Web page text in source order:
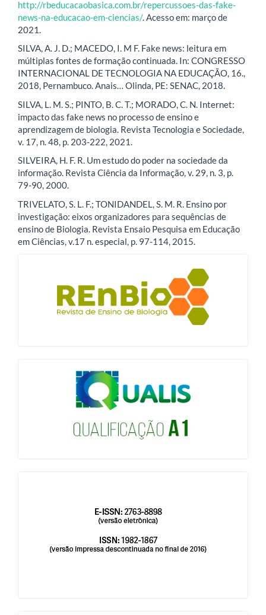
http://rbeducacaobasica.com.br/repercussoes-das-fake-
news-na-educacao-em-ciencias/. Acesso em: março de
2021.
SILVA, A. J. D.; MACEDO, I. M F. Fake news: leitura em
múltiplas fontes de formação continuada. In: CONGRESSO
INTERNACIONAL DE TECNOLOGIA NA EDUCAÇÃO, 16.,
2018, Pernambuco. Anais… Olinda, PE: SENAC, 2018.
SILVA, L. M. S.; PINTO, B. C. T.; MORADO, C. N. Internet:
impacto das fake news no processo de ensino e
aprendizagem de biologia. Revista Tecnologia e Sociedade,
v. 17, n. 48, p. 203-222, 2021.
SILVEIRA, H. F. R. Um estudo do poder na sociedade da
informação. Revista Ciência da Informação, v. 29, n. 3, p.
79-90, 2000.
TRIVELATO, S. L. F.; TONIDANDEL, S. M. R. Ensino por
investigação: eixos organizadores para sequências de
ensino de Biologia. Revista Ensaio Pesquisa em Educação
em Ciências, v.17 n. especial, p. 97-114, 2015.